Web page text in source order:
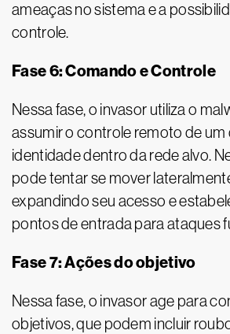
ameaças no sistema e a
controle.
Fase 6: Comando e Controle
Nessa fase, o invasor utiliza o
assumir o controle remoto de um
identidade dentro da rede alvo.
pode tentar se mover
expandindo seu acesso e
pontos de entrada para ataques
Fase 7: Ações do objetivo
Nessa fase, o invasor age para
objetivos, que podem incluir